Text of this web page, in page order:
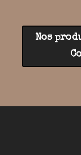
Nos